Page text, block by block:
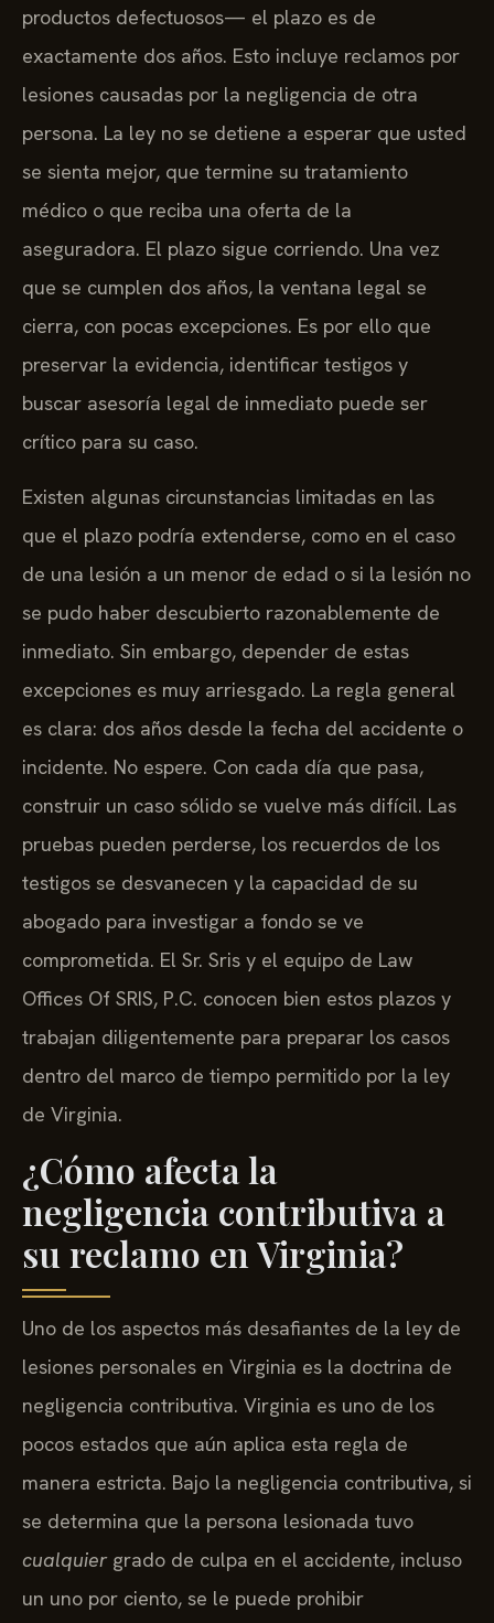
productos defectuosos— el plazo es de
exactamente dos años. Esto incluye reclamos por
lesiones causadas por la negligencia de otra
persona. La ley no se detiene a esperar que usted
se sienta mejor, que termine su tratamiento
médico o que reciba una oferta de la
aseguradora. El plazo sigue corriendo. Una vez
que se cumplen dos años, la ventana legal se
cierra, con pocas excepciones. Es por ello que
preservar la evidencia, identificar testigos y
buscar asesoría legal de inmediato puede ser
crítico para su caso.
Existen algunas circunstancias limitadas en las
que el plazo podría extenderse, como en el caso
de una lesión a un menor de edad o si la lesión no
se pudo haber descubierto razonablemente de
inmediato. Sin embargo, depender de estas
excepciones es muy arriesgado. La regla general
es clara: dos años desde la fecha del accidente o
incidente. No espere. Con cada día que pasa,
construir un caso sólido se vuelve más difícil. Las
pruebas pueden perderse, los recuerdos de los
testigos se desvanecen y la capacidad de su
abogado para investigar a fondo se ve
comprometida. El Sr. Sris y el equipo de Law
Offices Of SRIS, P.C. conocen bien estos plazos y
trabajan diligentemente para preparar los casos
dentro del marco de tiempo permitido por la ley
de Virginia.
¿Cómo afecta la
negligencia contributiva a
su reclamo en Virginia?
Uno de los aspectos más desafiantes de la ley de
lesiones personales en Virginia es la doctrina de
negligencia contributiva. Virginia es uno de los
pocos estados que aún aplica esta regla de
manera estricta. Bajo la negligencia contributiva, si
se determina que la persona lesionada tuvo
cualquiergrado de culpa en el accidente, incluso
un uno por ciento, se le puede prohibir